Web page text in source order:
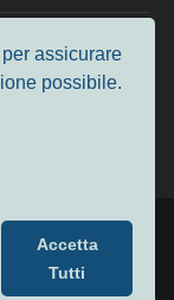
nuoto per
da
assicurare
possibile.
Accetta
Tutti